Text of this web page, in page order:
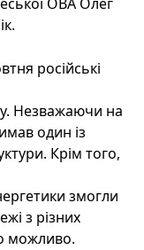
російські
Незважаючи на
один із
Крім того,
змогли
з різних
можливо.